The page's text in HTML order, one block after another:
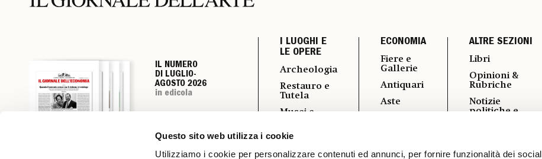
Questo sito web utilizza i cookie
Utilizziamo i cookie per personalizzare contenuti ed annunci, per fornire funzionalità dei social
IL NUMERO
DI LUGLIO-
AGOSTO 2026
in edicola
IL NUMERO
DI LUGLIO-
AGOSTO 2026
in edicola
IL NUMERO
DI LUGLIO-
AGOSTO 2026
in edicola
IL NUMERO
DI LUGLIO-
AGOSTO 2026
in edicola
I LUOGHI E
LE OPERE
Archeologia
Restauro e
Tutela
Musei e
Turismo
ECONOMIA
Fiere e
Gallerie
Antiquari
Aste
ALTRE SEZIONI
Libri
Opinioni &
Rubriche
Notizie
politiche e
Vedere a